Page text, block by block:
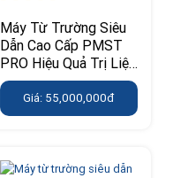
Máy Từ Trường Siêu
Dẫn Cao Cấp PMST
PRO Hiệu Quả Trị Liệu
Cao
Giá: 55,000,000đ